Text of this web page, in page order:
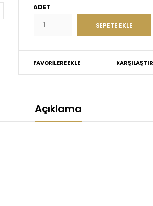
ADET
FAVORILERE EKLE KARŞILAŞTIR
Açıklama